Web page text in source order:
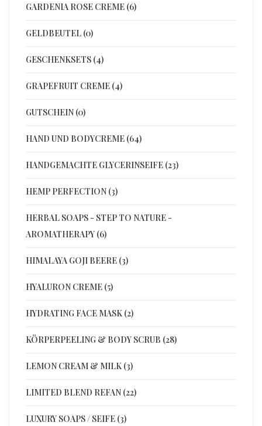
GARDENIA ROSE CREME (6)
GELDBEUTEL (0)
GESCHENKSETS (4)
GRAPEFRUIT CREME (4)
GUTSCHEIN (0)
HAND UND BODYCREME (64)
HANDGEMACHTE GLYCERINSEIFE (23)
HEMP PERFECTION (3)
HERBAL SOAPS - STEP TO NATURE -
AROMATHERAPY (6)
HIMALAYA GOJI BEERE (3)
HYALURON CREME (5)
HYDRATING FACE MASK (2)
KÖRPERPEELING & BODY SCRUB (28)
LEMON CREAM & MILK (3)
LIMITED BLEND REFAN (22)
LUXURY SOAPS / SEIFE (3)